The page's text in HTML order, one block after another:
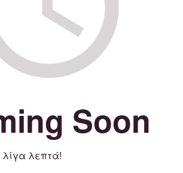
Soon
λίγα λεπτά!